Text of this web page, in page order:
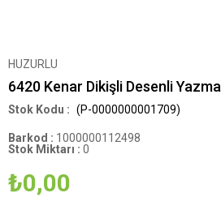
HUZURLU
6420 Kenar Dikişli Desenli Yazma
(P-0000000001709)
Barkod : 1000000112498
Stok Miktarı : 0
₺0,00